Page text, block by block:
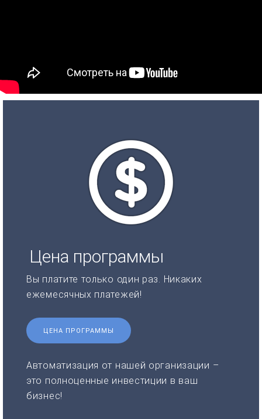
Цена программы
Вы платите только один раз. Никаких
ежемесячных платежей!
ЦЕНА ПРОГРАММЫ
Автоматизация от нашей организации –
это полноценные инвестиции в ваш
бизнес!